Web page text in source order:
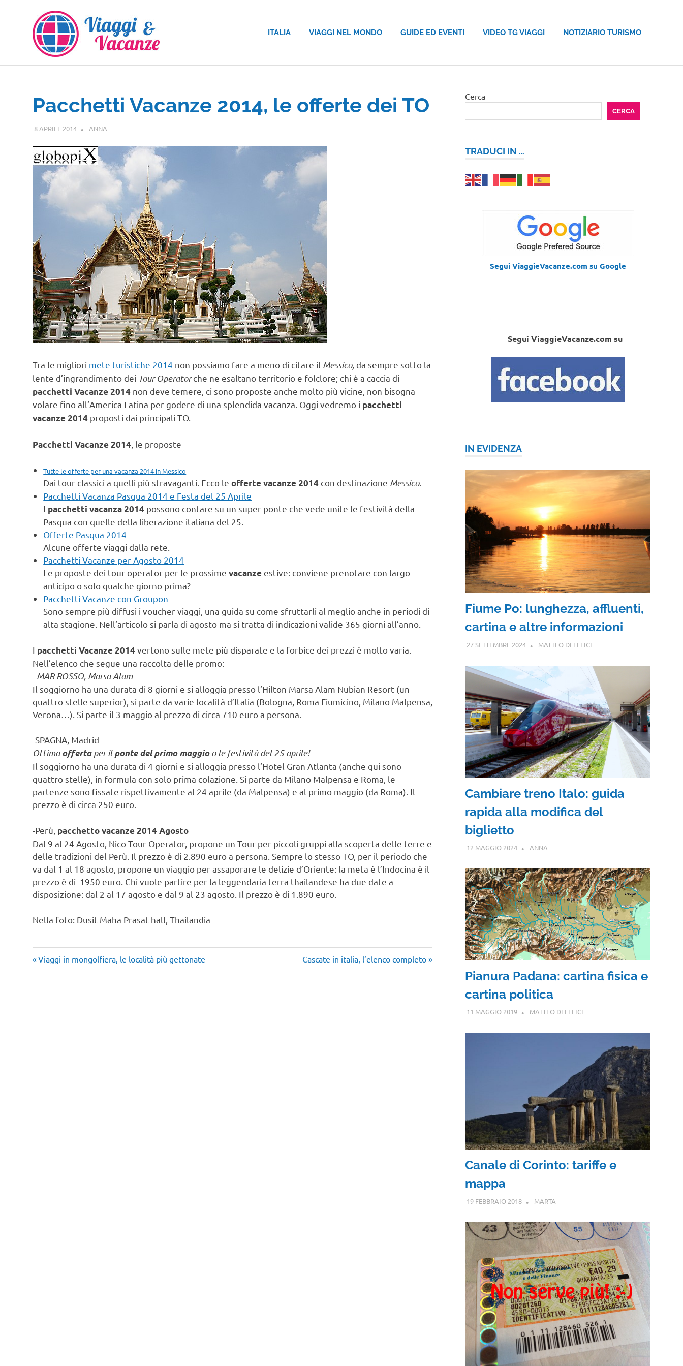
contenuto
ITALIA VIAGGI NEL MONDO GUIDE ED EVENTI VIDEO TG VIAGGI NOTIZIARIO TURISMO
Pacchetti Vacanze 2014, le offerte dei TO
8 APRILE 2014 ANNA
Tra le migliori mete turistiche 2014 non possiamo fare a meno di citare il Messico, da sempre sotto la
lente d’ingrandimento dei Tour Operatorche ne esaltano territorio e folclore; chi è a caccia di
pacchetti Vacanze 2014 non deve temere, ci sono proposte anche molto più vicine, non bisogna
volare fino all’America Latina per godere di una splendida vacanza. Oggi vedremo i pacchetti
vacanze 2014 proposti dai principali TO.
Pacchetti Vacanze 2014 , le proposte
Tutte le offerte per una vacanza 2014 in Messico
Dai tour classici a quelli più stravaganti. Ecco leofferte vacanze 2014 con destinazione Messico.
Pacchetti Vacanza Pasqua 2014 e Festa del 25 Aprile
I pacchetti vacanza 2014 possono contare su un super ponte che vede unite le festività della
Pasqua con quelle della liberazione italiana del 25.
Offerte Pasqua 2014
Alcune offerte viaggi dalla rete.
Pacchetti Vacanze per Agosto 2014
Le proposte dei tour operator per le prossimevacanze estive: conviene prenotare con largo
anticipo o solo qualche giorno prima?
Pacchetti Vacanze con Groupon
Sono sempre più diffusi i voucher viaggi, una guida su come sfruttarli al meglio anche in periodi di
alta stagione. Nell’articolo si parla di agosto ma si tratta di indicazioni valide 365 giorni all’anno.
I pacchetti Vacanze 2014vertono sulle mete più disparate e la forbice dei prezzi è molto varia.
Nell’elenco che segue una raccolta delle promo:
–MAR ROSSO, Marsa Alam
Il soggiorno ha una durata di 8 giorni e si alloggia presso l’Hilton Marsa Alam Nubian Resort (un
quattro stelle superior), si parte da varie località d’Italia (Bologna, Roma Fiumicino, Milano Malpensa,
Verona…). Si parte il 3 maggio al prezzo di circa 710 euro a persona.
-SPAGNA, Madrid
Ottimaoffertaper ilponte del primo maggioo le festività del 25 aprile!
Il soggiorno ha una durata di 4 giorni e si alloggia presso l’Hotel Gran Atlanta (anche qui sono
quattro stelle), in formula con solo prima colazione. Si parte da Milano Malpensa e Roma, le
partenze sono fissate rispettivamente al 24 aprile (da Malpensa) e al primo maggio (da Roma). Il
prezzo è di circa 250 euro.
-Perù, pacchetto vacanze 2014Agosto
Dal 9 al 24 Agosto, Nico Tour Operator, propone un Tour per piccoli gruppi alla scoperta delle terre e
delle tradizioni del Perù. Il prezzo è di 2.890 euro a persona. Sempre lo stesso TO, per il periodo che
va dal 1 al 18 agosto, propone un viaggio per assaporare le delizie d’Oriente: la meta è l’Indocina è il
prezzo è di 1950 euro. Chi vuole partire per la leggendaria terra thailandese ha due date a
disposizione: dal 2 al 17 agosto e dal 9 al 23 agosto. Il prezzo è di 1.890 euro.
Nella foto: Dusit Maha Prasat hall, Thailandia
Navigazione
Articolo
precedente:
Viaggi in mongolfiera, le località più gettonate
Articolo
successivo:
Cascate in italia, l’elenco completo
Cerca
CERCA
TRADUCI IN …
Segui ViaggieVacanze.com su Google
Segui ViaggieVacanze.com su
IN EVIDENZA
Fiume Po: lunghezza, affluenti,
cartina e altre informazioni
27 SETTEMBRE 2024 MATTEO DI FELICE
Cambiare treno Italo: guida
rapida alla modifica del
biglietto
12 MAGGIO 2024 ANNA
Pianura Padana: cartina fisica e
cartina politica
11 MAGGIO 2019 MATTEO DI FELICE
Canale di Corinto: tariffe e
mappa
19 FEBBRAIO 2018 MARTA